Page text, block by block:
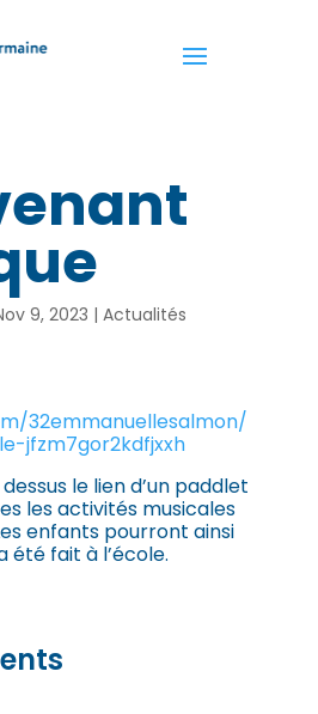
9, 2023 | Actualités
32emmanuellesalmon/
jfzm7gor2kdfjxxh
le lien d’un paddlet
les activités musicales
enfants pourront ainsi
été fait à l’école.